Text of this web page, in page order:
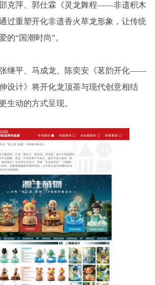
克萍、郭仕霖《灵龙舞程——非遗积木
过重塑开化非遗香火草龙形象，让传统
的“国潮时尚”。
继平、马成龙、陈奕安《茗韵开化——
设计》将开化龙顶茶与现代创意相结
生动的方式呈现。